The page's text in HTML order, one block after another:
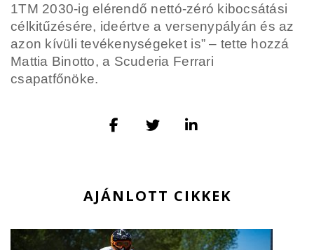
1TM 2030-ig elérendő nettó-zéró kibocsátási
célkitűzésére, ideértve a versenypályán és az
azon kívüli tevékenységeket is” – tette hozzá
Mattia Binotto, a Scuderia Ferrari
csapatfőnöke.
AJÁNLOTT CIKKEK